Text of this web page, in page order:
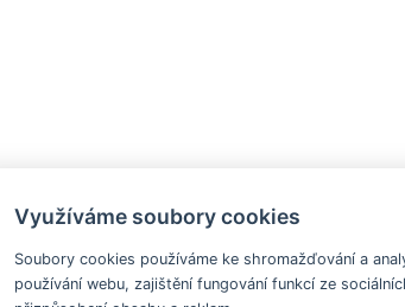
Využíváme soubory cookies
Soubory cookies používáme ke shromažďování a
používání webu, zajištění fungování funkcí ze